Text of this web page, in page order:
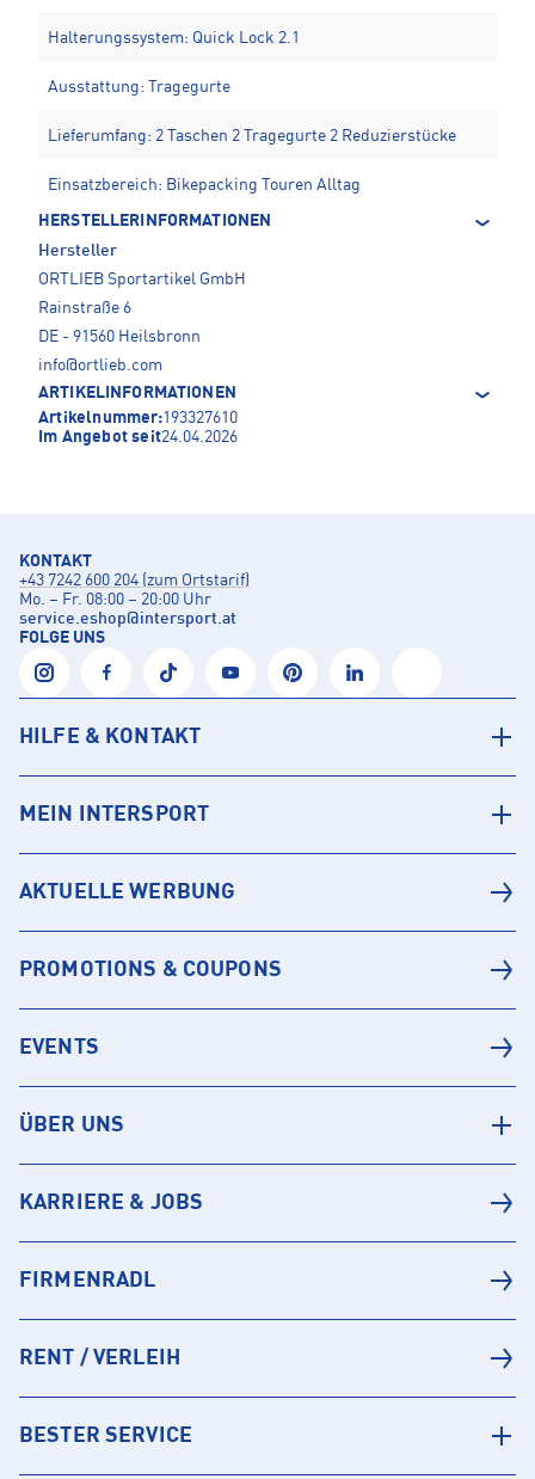
Halterungssystem: Quick Lock 2.1
Ausstattung: Tragegurte
Lieferumfang: 2 Taschen 2 Tragegurte 2 Reduzierstücke
Einsatzbereich: Bikepacking Touren Alltag
HERSTELLERINFORMATIONEN
Hersteller
ORTLIEB Sportartikel GmbH
Rainstraße 6
DE - 91560 Heilsbronn
info@ortlieb.com
ARTIKELINFORMATIONEN
Artikelnummer:193327610
Im Angebot seit24.04.2026
KONTAKT
+43 7242 600 204 (zum Ortstarif)
Mo. – Fr. 08:00 – 20:00 Uhr
service.eshop@intersport.at
FOLGE UNS
HILFE & KONTAKT
MEIN INTERSPORT
AKTUELLE WERBUNG
PROMOTIONS & COUPONS
EVENTS
ÜBER UNS
KARRIERE & JOBS
FIRMENRADL
RENT / VERLEIH
BESTER SERVICE